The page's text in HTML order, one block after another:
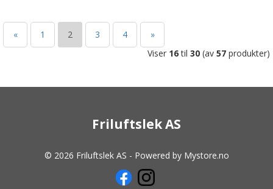
« 1 2 3 4
»
Viser 16til 30 (av 57 produkter)
Friluftslek AS
© 2026 Friluftslek AS - Powered by Mystore.no